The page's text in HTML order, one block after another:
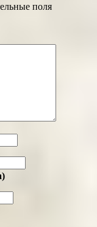
поля